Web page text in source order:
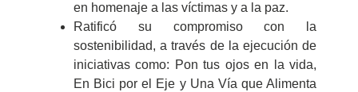
en homenaje a las víctimas y a la paz.
Ratificó su compromiso con la
sostenibilidad, a través de la ejecución de
iniciativas como: Pon tus ojos en la vida,
En Bici por el Eje y Una Vía que Alimenta